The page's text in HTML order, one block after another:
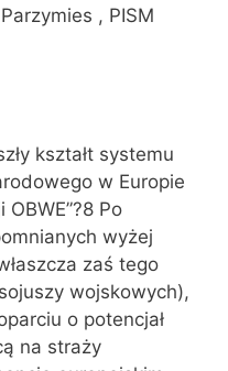
, PISM
kształt systemu
w Europie
Po
wyżej
zaś tego
wojskowych),
o potencjał
na straży